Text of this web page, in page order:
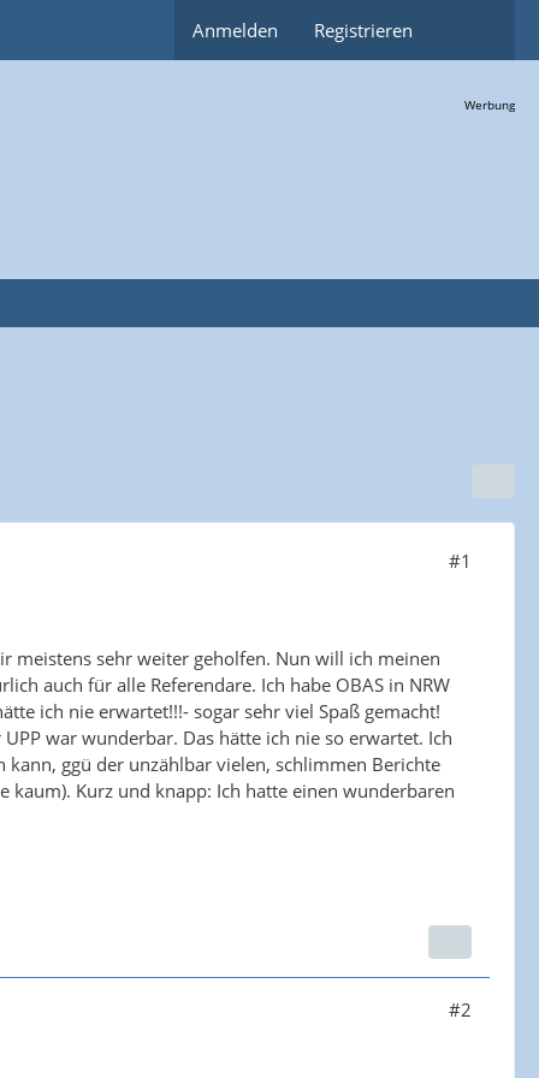
Anmelden Registrieren
Werbung
#1
meistens sehr weiter geholfen. Nun will ich meinen
auch für alle Referendare. Ich habe OBAS in NRW
ich nie erwartet!!!- sogar sehr viel Spaß gemacht!
war wunderbar. Das hätte ich nie so erwartet. Ich
ggü der unzählbar vielen, schlimmen Berichte
kaum). Kurz und knapp: Ich hatte einen wunderbaren
#2